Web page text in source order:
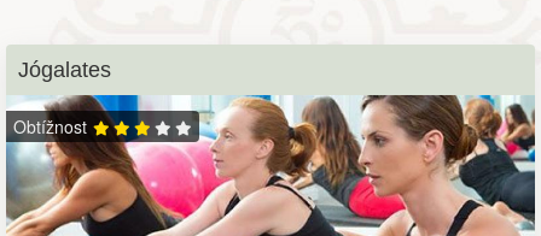
Jógalates
Obtížnost